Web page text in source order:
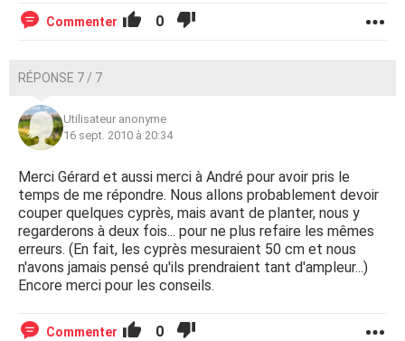
Commenter 0
RÉPONSE 7 / 7
Utilisateur anonyme
16 sept. 2010 à 20:34
Merci Gérard et aussi merci à André pour avoir pris le
temps de me répondre. Nous allons probablement devoir
couper quelques cyprès, mais avant de planter, nous y
regarderons à deux fois... pour ne plus refaire les mêmes
erreurs. (En fait, les cyprès mesuraient 50 cm et nous
n'avons jamais pensé qu'ils prendraient tant d'ampleur...)
Encore merci pour les conseils.
Commenter 0